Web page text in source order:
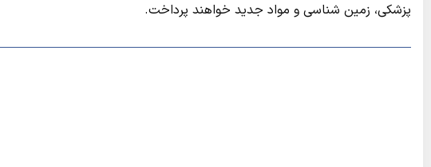
پزشکی، زمین شناسی و مواد جدید خواهند پرداخت.